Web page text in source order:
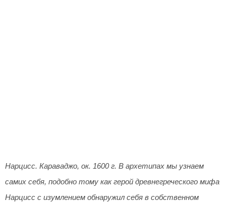
Нарцисс. Караваджо, ок. 1600 г. В архетипах мы узнаем
самих себя, подобно тому как герой древнегреческого мифа
Нарцисс с изумлением обнаружил себя в собственном